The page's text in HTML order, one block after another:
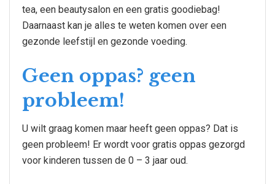
tea, een beautysalon en een gratis goodiebag!
Daarnaast kan je alles te weten komen over een
gezonde leefstijl en gezonde voeding.
Geen oppas? geen
probleem!
U wilt graag komen maar heeft geen oppas? Dat is
geen probleem! Er wordt voor gratis oppas gezorgd
voor kinderen tussen de 0 – 3 jaar oud.